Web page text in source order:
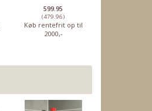
599.95
(479.96)
Køb rentefrit op til
2000,-